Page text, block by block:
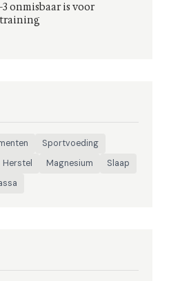
onmisbaar is voor
Sportvoeding
Herstel Magnesium
Slaap